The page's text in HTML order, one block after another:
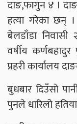
दाङ,फागुन ४ ।
हत्या गरेका छन् ।
बेलडाँडा
वर्षीय
प्रहरी कार्यालय
बुधबार दिउँसो
पुनले धारिलो